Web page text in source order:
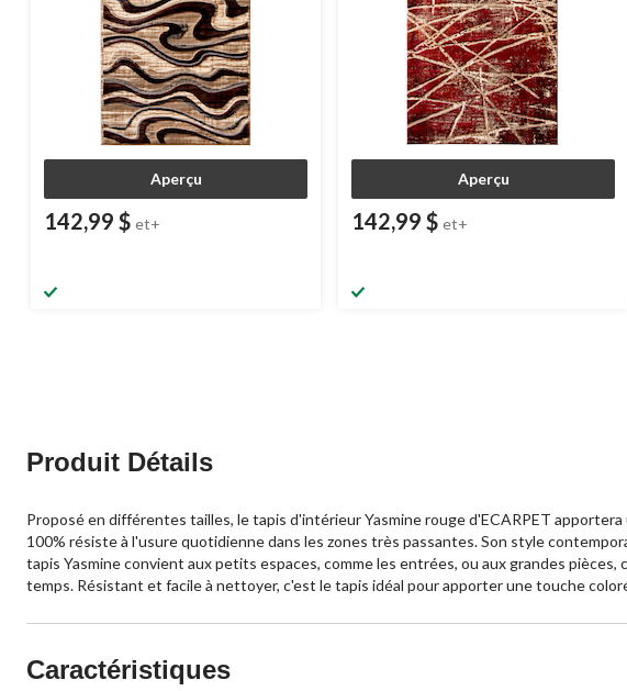
Aperçu
142,99 $ et+
Aperçu
142,99 $ et+
Produit Détails
Proposé en différentes tailles, le tapis d'intérieur Yasmine rouge d'ECARPET
100% résiste à l'usure quotidienne dans les zones très passantes. Son style
tapis Yasmine convient aux petits espaces, comme les entrées, ou aux grandes
temps. Résistant et facile à nettoyer, c'est le tapis idéal pour apporter une touche
Caractéristiques